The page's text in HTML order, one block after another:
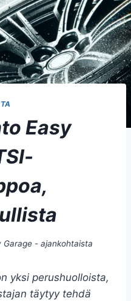
Easy
Garage - ajankohtaista
yksi perushuolloista,
täytyy tehdä